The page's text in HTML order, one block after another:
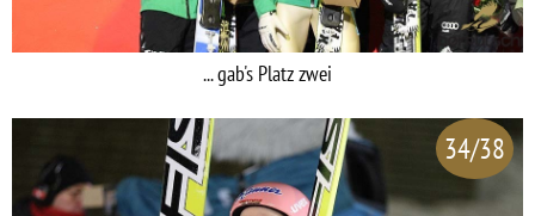
... gab's Platz zwei
34/38